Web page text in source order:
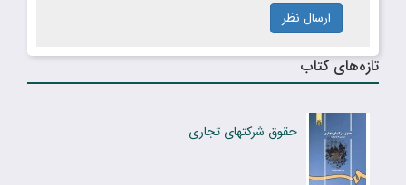
ارسال نظر
تازه‌های کتاب
حقوق شرکتهای تجاری